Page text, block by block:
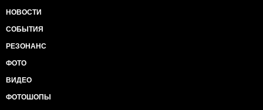
НОВОСТИ
СОБЫТИЯ
РЕЗОНАНС
ФОТО
ВИДЕО
ФОТОШОПЫ